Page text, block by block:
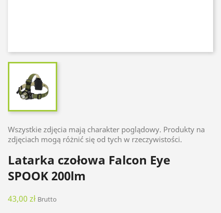
Wszystkie zdjęcia mają charakter poglądowy. Produkty na
zdjęciach mogą różnić się od tych w rzeczywistości.
Latarka czołowa Falcon Eye
SPOOK 200lm
43,00 zł Brutto